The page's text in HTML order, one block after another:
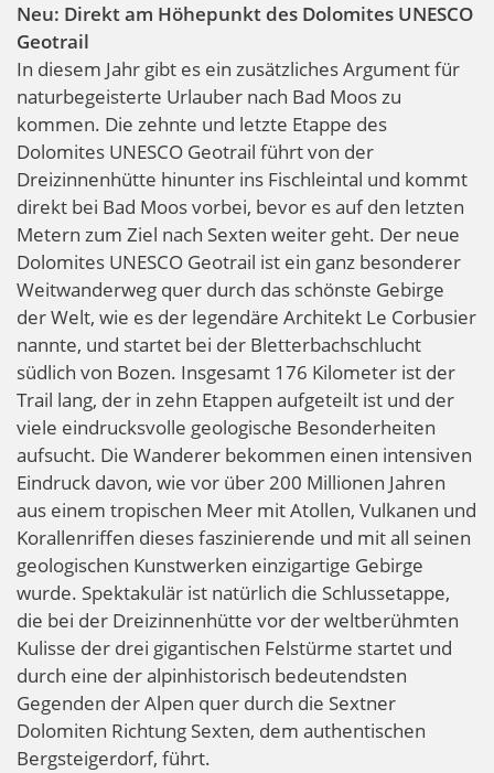
Neu: Direkt am Höhepunkt des Dolomites UNESCO
Geotrail
In diesem Jahr gibt es ein zusätzliches Argument für
naturbegeisterte Urlauber nach Bad Moos zu
kommen. Die zehnte und letzte Etappe des
Dolomites UNESCO Geotrail führt von der
Dreizinnenhütte hinunter ins Fischleintal und kommt
direkt bei Bad Moos vorbei, bevor es auf den letzten
Metern zum Ziel nach Sexten weiter geht. Der neue
Dolomites UNESCO Geotrail ist ein ganz besonderer
Weitwanderweg quer durch das schönste Gebirge
der Welt, wie es der legendäre Architekt Le Corbusier
nannte, und startet bei der Bletterbachschlucht
südlich von Bozen. Insgesamt 176 Kilometer ist der
Trail lang, der in zehn Etappen aufgeteilt ist und der
viele eindrucksvolle geologische Besonderheiten
aufsucht. Die Wanderer bekommen einen intensiven
Eindruck davon, wie vor über 200 Millionen Jahren
aus einem tropischen Meer mit Atollen, Vulkanen und
Korallenriffen dieses faszinierende und mit all seinen
geologischen Kunstwerken einzigartige Gebirge
wurde. Spektakulär ist natürlich die Schlussetappe,
die bei der Dreizinnenhütte vor der weltberühmten
Kulisse der drei gigantischen Felstürme startet und
durch eine der alpinhistorisch bedeutendsten
Gegenden der Alpen quer durch die Sextner
Dolomiten Richtung Sexten, dem authentischen
Bergsteigerdorf, führt.